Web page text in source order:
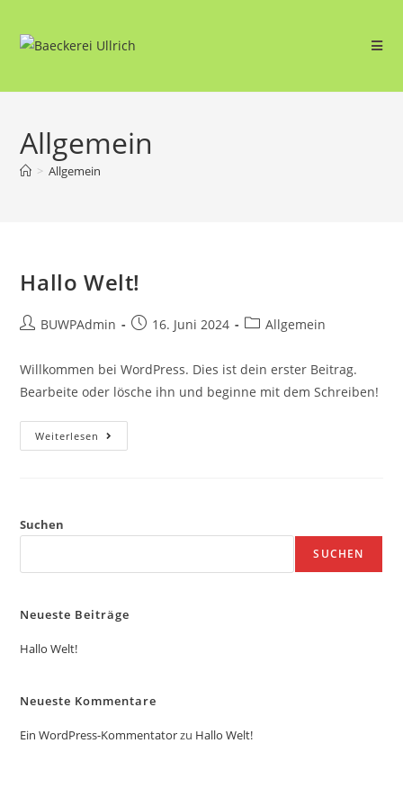
Allgemein
> Allgemein
Hallo Welt!
BUWPAdmin 16. Juni 2024 Allgemein
Willkommen bei WordPress. Dies ist dein erster Beitrag.
Bearbeite oder lösche ihn und beginne mit dem Schreiben!
Weiterlesen
Suchen
SUCHEN
Neueste Beiträge
Hallo Welt!
Neueste Kommentare
Ein WordPress-Kommentatorzu Hallo Welt!